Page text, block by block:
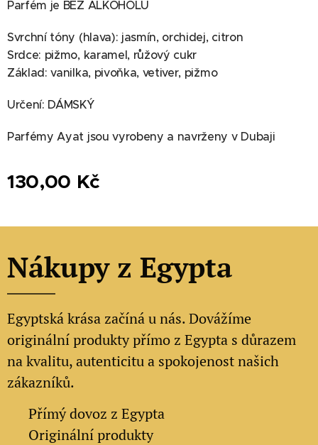
Parfém je BEZ ALKOHOLU
Svrchní tóny (hlava): jasmín, orchidej, citron
Srdce: pižmo, karamel, růžový cukr
Základ: vanilka, pivoňka, vetiver, pižmo
Určení: DÁMSKÝ
Parfémy Ayat jsou vyrobeny a navrženy v Dubaji
130,00 Kč
Nákupy z Egypta
Egyptská krása začíná u nás. Dovážíme
originální produkty přímo z Egypta s důrazem
na kvalitu, autenticitu a spokojenost našich
zákazníků.
Přímý dovoz z Egypta
Originální produkty